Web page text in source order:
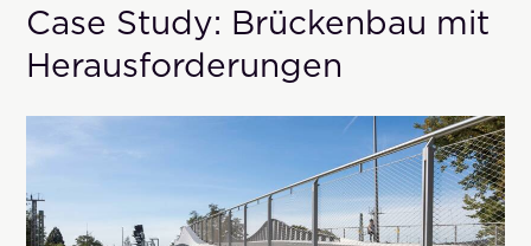
Case Study: Brückenbau mit
Herausforderungen